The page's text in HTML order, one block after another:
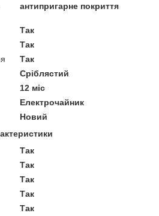
антипригарне покриття
Так
Так
Так
Сріблястий
12 міс
Електрочайник
Новий
Так
Так
Так
Так
Так